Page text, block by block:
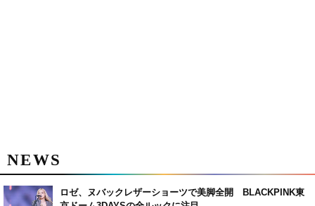
NEWS
ロゼ、ヌバックレザーショーツで美脚全開 BLACKPINK東